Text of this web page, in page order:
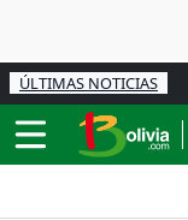
ÚLTIMAS NOTICIAS